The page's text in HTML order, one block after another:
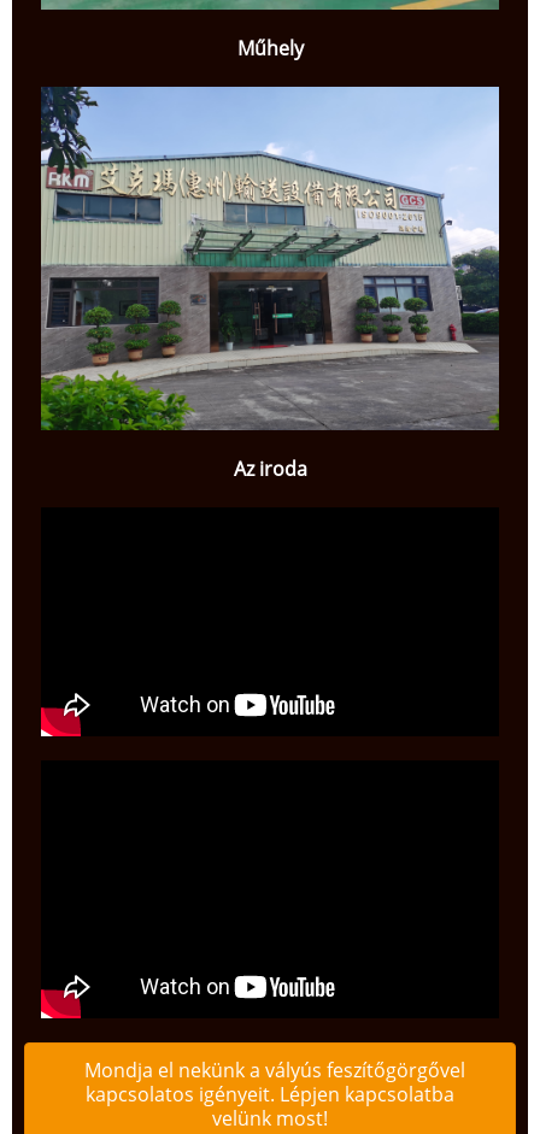
Műhely
Az iroda
Mondja el nekünk a vályús feszítőgörgővel
kapcsolatos igényeit. Lépjen kapcsolatba
velünk most!